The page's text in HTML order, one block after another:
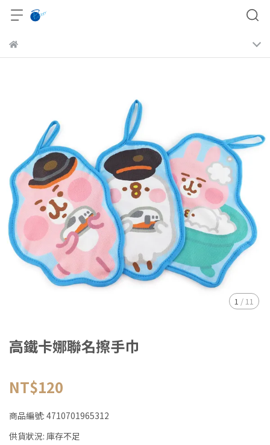
1 / 11
高鐵卡娜聯名擦手巾
NT$120
商品編號: 4710701965312
供貨狀況: 庫存不足